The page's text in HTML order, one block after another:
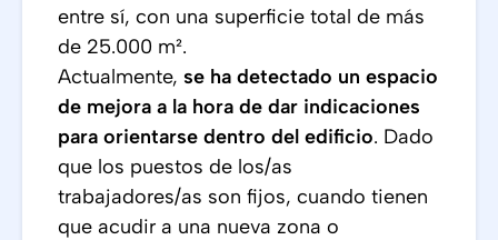
entre sí, con una superficie total de más
de 25.000 m².
Actualmente, se ha detectado un espacio
de mejora a la hora de dar indicaciones
para orientarse dentro del edificio. Dado
que los puestos de los/as
trabajadores/as son fijos, cuando tienen
que acudir a una nueva zona o